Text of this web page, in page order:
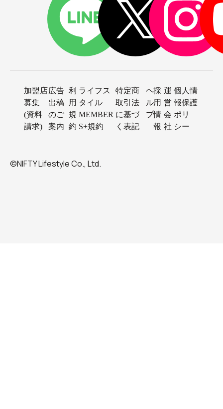
加盟店
募集
(資料
請求)
広告
出稿
のご
案内
利
用
規
約
ライフス
タイル
MEMBER
S+規約
特定商
取引法
に基づ
く表記
ヘ
ル
プ
採
用
情
報
運
営
会
社
個人情
報保護
ポリ
シー
©NIFTY Lifestyle Co., Ltd.